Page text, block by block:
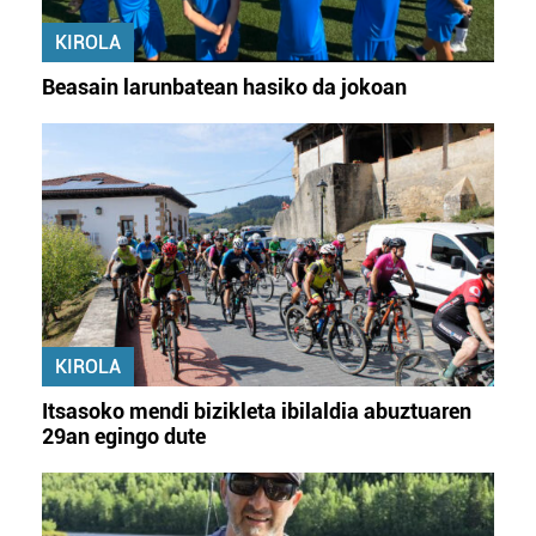
fitxategiak erabiltzen ditu. Zure esperientzia eta
zerbitzuak hobetzeko asmoz, cookie teknologiaz
baliatzen gara. Ohar hau onartuz gero, teknologia hori
erabiltzeko baimen esplizitua ematen diguzu.
KIROLA
Beasain larunbatean hasiko da jokoan
KIROLA
Itsasoko mendi bizikleta ibilaldia abuztuaren
29an egingo dute